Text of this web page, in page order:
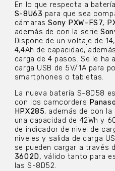
En lo que respecta a
S-8U63 para que sea
cámarasSony PXW-FS7,
además de con la serie
Dispone de un voltaje de
4,4Ah de capacidad,
carga de 4 pasos. Se le ha
carga USB de 5V/1A para
smartphones o tabletas.
La nueva batería S-8D58
con los camcorders
HPX285, además de con la
una capacidad de 42Wh y
de indicador de nivel de
niveles y salida de carga
se pueden cargar a través
3602D, válido tanto para
las S-8D52.